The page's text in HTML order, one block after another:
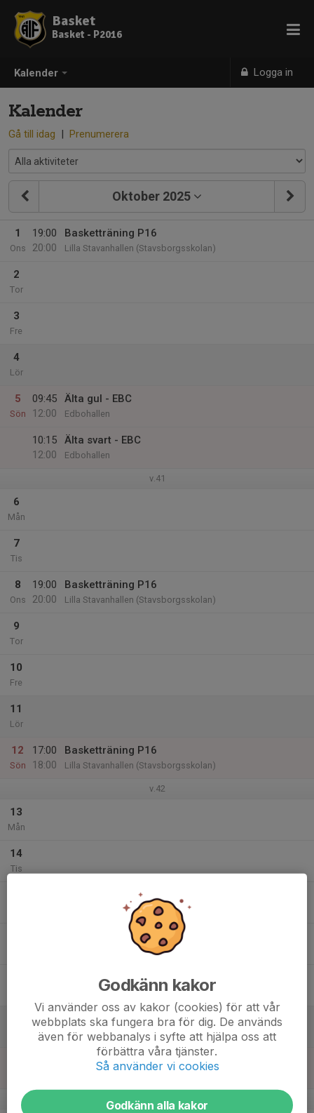
Kalender Logga in
Basket
Basket - P2016
Kalender
Gå till idag | Prenumerera
Oktober 2025
1
Ons
19:00
20:00
Basketträning P16
Lilla Stavanhallen (Stavsborgsskolan)
2
Tor
3
Fre
4
Lör
5
Sön
09:45
12:00
Älta gul - EBC
Edbohallen
10:15
12:00
Älta svart - EBC
Edbohallen
v.41
6
Mån
7
Tis
8
Ons
19:00
20:00
Basketträning P16
Lilla Stavanhallen (Stavsborgsskolan)
9
Tor
10
Fre
11
Lör
12
Sön
17:00
18:00
Basketträning P16
Lilla Stavanhallen (Stavsborgsskolan)
v.42
13
Mån
14
Tis
Basketträning P16
Lilla Stavanhallen (Stavsborgsskolan)
Basketträning P16
v.43
Godkänn kakor
Vi använder oss av kakor (cookies) för att vår
webbplats ska fungera bra för dig. De används
även för webbanalys i syfte att hjälpa oss att
förbättra våra tjänster.
Så använder vi cookies
Godkänn alla kakor